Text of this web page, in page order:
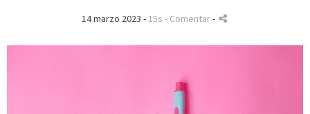
14 marzo 2023 -15s - Comentar-